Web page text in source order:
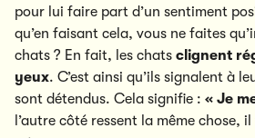
pour lui faire part d’un sentiment
qu’en faisant cela, vous ne faites
chats ? En fait, les chats clignent
yeux. C’est ainsi qu’ils signalent à
sont détendus. Cela signifie : « Je
l’autre côté ressent la même chose,